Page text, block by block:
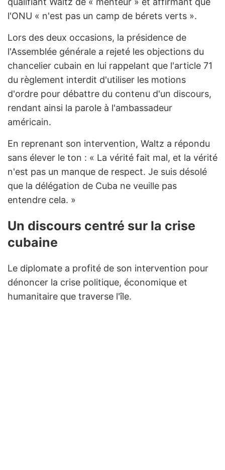
l'ONU « n'est pas un camp de bérets verts ».
Lors des deux occasions, la présidence de
l'Assemblée générale a rejeté les objections du
chancelier cubain en lui rappelant que l'article 71
du règlement interdit d'utiliser les motions
d'ordre pour débattre du contenu d'un discours,
rendant ainsi la parole à l'ambassadeur
américain.
En reprenant son intervention, Waltz a répondu
sans élever le ton : « La vérité fait mal, et la vérité
n'est pas un manque de respect. Je suis désolé
que la délégation de Cuba ne veuille pas
entendre cela. »
Un discours centré sur la crise
cubaine
Le diplomate a profité de son intervention pour
dénoncer la crise politique, économique et
humanitaire que traverse l'île.